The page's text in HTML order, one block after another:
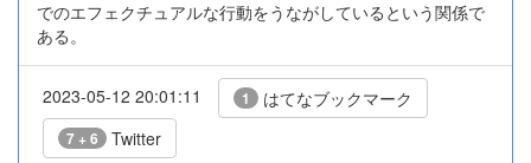
でのエフェクチュアルな行動をうながしているという関係で
ある。
2023-05-12 20:01:11 1 はてなブックマーク
7 + 6 Twitter